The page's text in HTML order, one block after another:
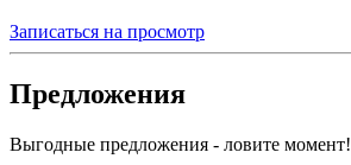
Записаться на просмотр
Предложения
Выгодные предложения - ловите момент!